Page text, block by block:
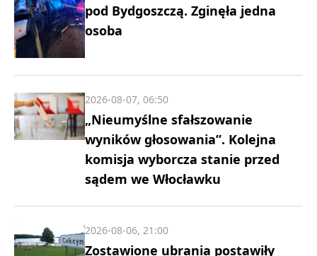
pod Bydgoszczą. Zginęła jedna
osoba
„Nieumyślne sfałszowanie
wyników głosowania”. Kolejna
komisja wyborcza stanie przed
sądem we Włocławku
2026-08-07, 06:50
Zostawione ubrania postawiły
2026-08-06, 21:00